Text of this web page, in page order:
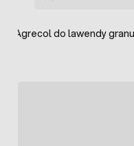
Agrecol do lawendy